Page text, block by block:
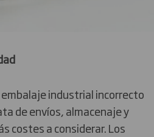
industrial incorrecto
de envíos, almacenaje y
costes a considerar. Los